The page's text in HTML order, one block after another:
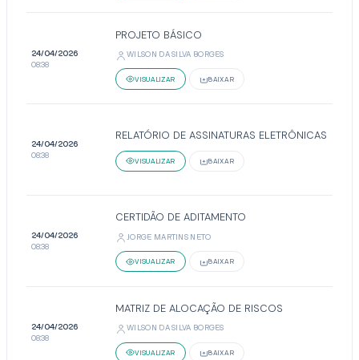
24/04/2026
08:38
PROJETO BÁSICO
WILSON DA SILVA BORGES
VISUALIZAR BAIXAR
24/04/2026
08:38
RELATÓRIO DE ASSINATURAS ELETRÔNICAS
VISUALIZAR BAIXAR
24/04/2026
08:38
CERTIDÃO DE ADITAMENTO
JORGE MARTINS NETO
VISUALIZAR BAIXAR
24/04/2026
08:38
MATRIZ DE ALOCAÇÃO DE RISCOS
WILSON DA SILVA BORGES
VISUALIZAR BAIXAR